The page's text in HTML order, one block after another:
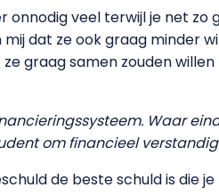
onnodig veel terwijl je net
dat ze ook graag minder
graag samen zouden
Waar
om financieel
de beste schuld is die